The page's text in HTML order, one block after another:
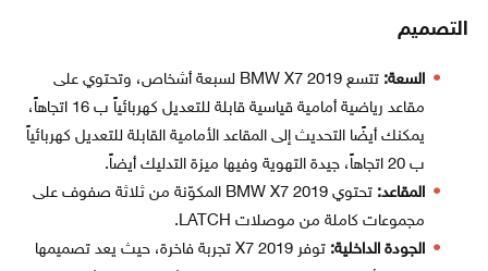
التصميم
السعة:
تتسع BMW X7 2019 لسبعة أشخاص، وتحتوي على
مقاعد رياضية أمامية قياسية قابلة للتعديل كهربائياً ب 16 اتجاهاً،
يمكنك أيضًا التحديث إلى المقاعد الأمامية القابلة للتعديل كهربائياً
ب 20 اتجاهاً، جيدة التهوية وفيها ميزة التدليك أيضاً.
المقاعد:
تحتوي BMW X7 2019 المكوّنة من ثلاثة صفوف على
مجموعات كاملة من موصلات LATCH.
الجودة الداخلية:
توفر X7 2019 تجربة فاخرة، حيث يعد تصميمها